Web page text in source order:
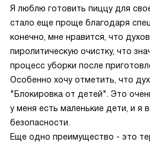
Я люблю готовить пиццу для
стало еще проще благодаря
конечно, мне нравится, что
пиролитическую очистку, что
процесс уборки после
Особенно хочу отметить, что
"Блокировка от детей". Это
у меня есть маленькие дети, и я
безопасности.
Еще одно преимущество - это